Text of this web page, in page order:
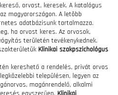
orvost, keresek. A katalógus
magyarországon. A letöbb
adatbázisunk tartalmazza.
ha orvost keres. Az orvosok,
területén tevékenykednek.
Klinikai szakpszichológus
kereshető a rendelés, privát orvos
településen, legyen az
magánrendelő, alkalmi